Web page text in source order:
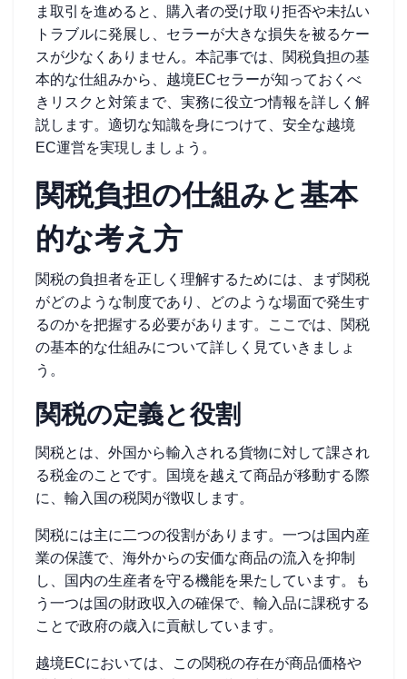
ま取引を進めると、購入者の受け取り拒否や未払い
トラブルに発展し、セラーが大きな損失を被るケー
スが少なくありません。本記事では、関税負担の基
本的な仕組みから、越境ECセラーが知っておくべ
きリスクと対策まで、実務に役立つ情報を詳しく解
説します。適切な知識を身につけて、安全な越境
EC運営を実現しましょう。
関税負担の仕組みと基本
的な考え方
関税の負担者を正しく理解するためには、まず関税
がどのような制度であり、どのような場面で発生す
るのかを把握する必要があります。ここでは、関税
の基本的な仕組みについて詳しく見ていきましょ
う。
関税の定義と役割
関税とは、外国から輸入される貨物に対して課され
る税金のことです。国境を越えて商品が移動する際
に、輸入国の税関が徴収します。
関税には主に二つの役割があります。一つは国内産
業の保護で、海外からの安価な商品の流入を抑制
し、国内の生産者を守る機能を果たしています。も
う一つは国の財政収入の確保で、輸入品に課税する
ことで政府の歳入に貢献しています。
越境ECにおいては、この関税の存在が商品価格や